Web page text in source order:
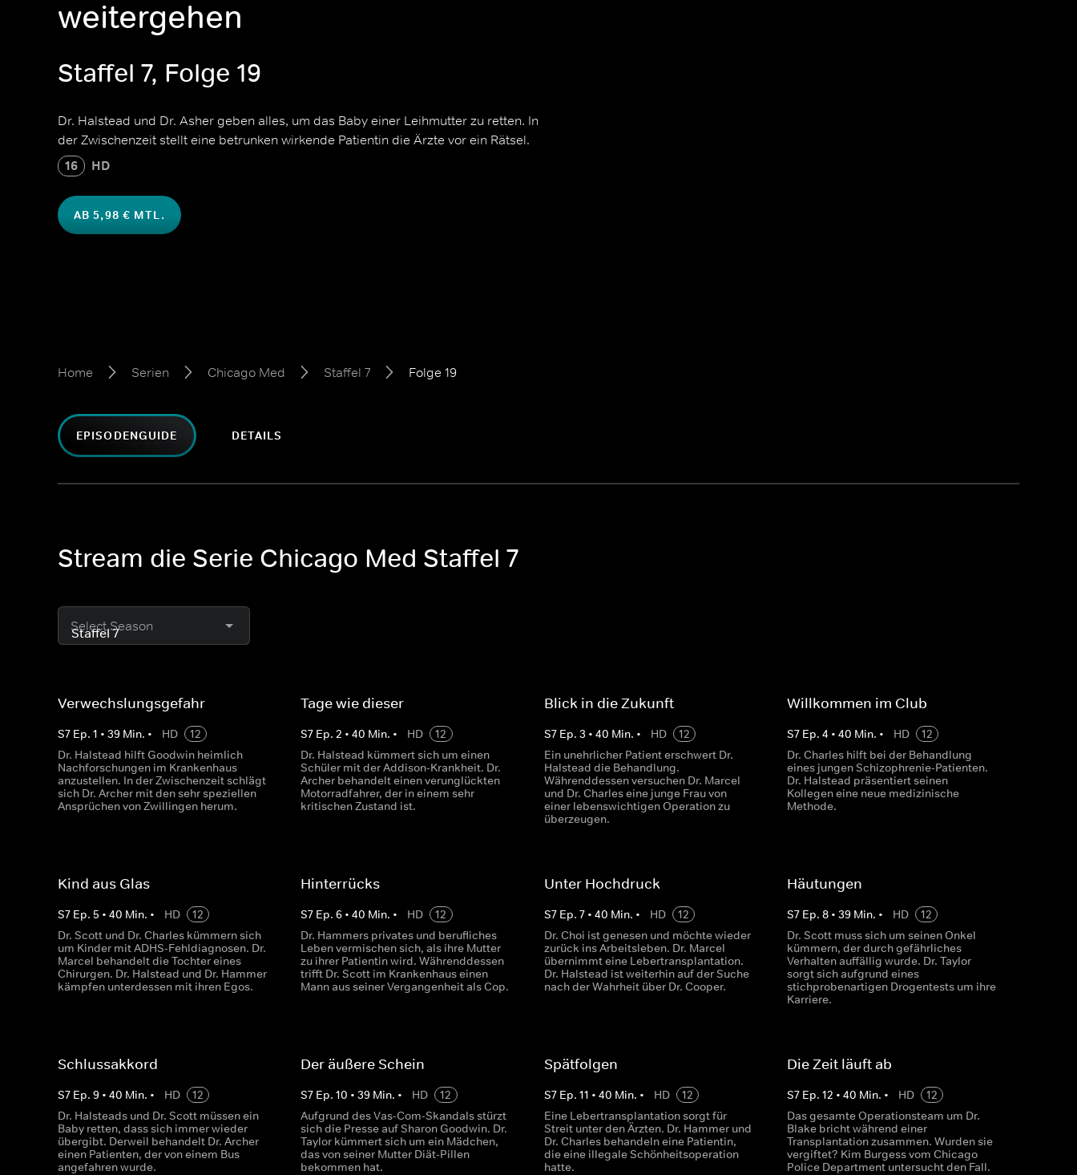
weitergehen
Staffel 7, Folge 19
Dr. Halstead und Dr. Asher geben alles, um das Baby einer Leihmutter zu retten. In
der Zwischenzeit stellt eine betrunken wirkende Patientin die Ärzte vor ein Rätsel.
16 HD
AB 5,98 € MTL.
Home Serien Chicago Med Staffel 7 Folge 19
EPISODENGUIDE DETAILS
Stream die Serie Chicago Med Staffel 7
Select Season
Verwechslungsgefahr
S7 Ep. 1 • 39 Min. • HD
12
Dr. Halstead hilft Goodwin heimlich
Nachforschungen im Krankenhaus
anzustellen. In der Zwischenzeit schlägt
sich Dr. Archer mit den sehr speziellen
Ansprüchen von Zwillingen herum.
Tage wie dieser
S7 Ep.2 •40 Min. • HD
12
Dr. Halstead kümmert sich um einen
Schüler mit der Addison-Krankheit. Dr.
Archer behandelt einen verunglückten
Motorradfahrer, der in einem sehr
kritischen Zustand ist.
Blick in die Zukunft
S7 Ep. 3 • 40 Min. • HD
12
Ein unehrlicher Patient erschwert Dr.
Halstead die Behandlung.
Währenddessen versuchen Dr. Marcel
und Dr. Charles eine junge Frau von
einer lebenswichtigen Operation zu
überzeugen.
Willkommen im Club
S7 Ep. 4 • 40 Min. • HD
12
Dr. Charles hilft bei der Behandlung
eines jungen Schizophrenie-Patienten.
Dr. Halstead präsentiert seinen
Kollegen eine neue medizinische
Methode.
Kind aus Glas
S7 Ep. 5 • 40 Min. • HD
12
Dr. Scott und Dr. Charles kümmern sich
um Kinder mit ADHS-Fehldiagnosen. Dr.
Marcel behandelt die Tochter eines
Chirurgen. Dr. Halstead und Dr. Hammer
kämpfen unterdessen mit ihren Egos.
Hinterrücks
S7 Ep.6 •40 Min. • HD
12
Dr. Hammers privates und berufliches
Leben vermischen sich, als ihre Mutter
zu ihrer Patientin wird. Währenddessen
trifft Dr. Scott im Krankenhaus einen
Mann aus seiner Vergangenheit als Cop.
Unter Hochdruck
S7 Ep. 7• 40 Min. • HD
12
Dr. Choi ist genesen und möchte wieder
zurück ins Arbeitsleben. Dr. Marcel
übernimmt eine Lebertransplantation.
Dr. Halstead ist weiterhin auf der Suche
nach der Wahrheit über Dr. Cooper.
Häutungen
S7 Ep. 8• 39Min. • HD
12
Dr. Scott muss sich um seinen Onkel
kümmern, der durch gefährliches
Verhalten auffällig wurde. Dr. Taylor
sorgt sich aufgrund eines
stichprobenartigen Drogentests um ihre
Karriere.
Schlussakkord
S7 Ep. 9 • 40 Min. • HD
12
Dr. Halsteads und Dr. Scott müssen ein
Baby retten, dass sich immer wieder
übergibt. Derweil behandelt Dr. Archer
einen Patienten, der von einem Bus
angefahren wurde.
Der äußere Schein
S7 Ep.10 •39 Min. • HD
12
Aufgrund des Vas-Com-Skandals stürzt
sich die Presse auf Sharon Goodwin. Dr.
Taylor kümmert sich um ein Mädchen,
das von seiner Mutter Diät-Pillen
bekommen hat.
Spätfolgen
S7 Ep. 11 • 40 Min. • HD
12
Eine Lebertransplantation sorgt für
Streit unter den Ärzten. Dr. Hammer und
Dr. Charles behandeln eine Patientin,
die eine illegale Schönheitsoperation
hatte.
Die Zeit läuft ab
S7 Ep. 12 • 40 Min. • HD
12
Das gesamte Operationsteam um Dr.
Blake bricht während einer
Transplantation zusammen. Wurden sie
vergiftet? Kim Burgess vom Chicago
Police Department untersucht den Fall.